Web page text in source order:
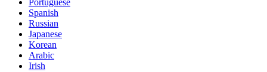
Portuguese
Spanish
Russian
Japanese
Korean
Arabic
Irish